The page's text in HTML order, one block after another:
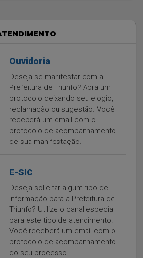
Ouvidoria
Deseja se manifestar com a
Prefeitura de Triunfo? Abra um
protocolo deixando seu elogio,
reclamação ou sugestão. Você
receberá um email com o
protocolo de acompanhamento
de sua manifestação.
E-SIC
Deseja solicitar algum tipo de
informação para a Prefeitura de
Triunfo? Utilize o canal especial
para este tipo de atendimento.
Você receberá um email com o
protocolo de acompanhamento
do seu processo.